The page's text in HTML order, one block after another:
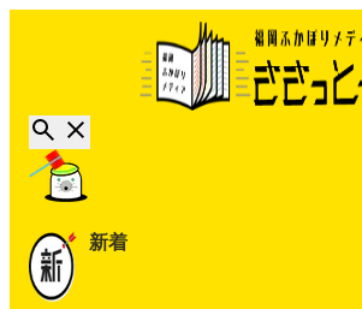
新着